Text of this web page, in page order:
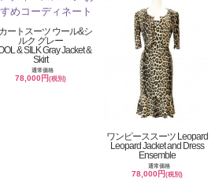
ートスーツ ウール&シ
ルク グレー
& SILK Gray Jacket &
Skirt
通常価格
78,000円(税別)
ワンピーススーツ Leopard
Leopard Jacket and Dress
Ensemble
通常価格
78,000円(税別)